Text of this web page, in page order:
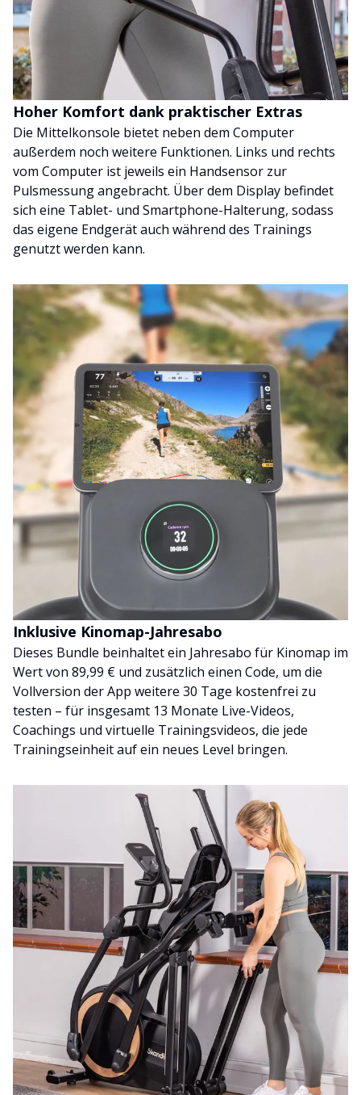
Hoher Komfort dank praktischer Extras
Die Mittelkonsole bietet neben dem Computer
außerdem noch weitere Funktionen. Links und rechts
vom Computer ist jeweils ein Handsensor zur
Pulsmessung angebracht. Über dem Display befindet
sich eine Tablet- und Smartphone-Halterung, sodass
das eigene Endgerät auch während des Trainings
genutzt werden kann.
Inklusive Kinomap-Jahresabo
Dieses Bundle beinhaltet ein Jahresabo für Kinomap im
Wert von 89,99 € und zusätzlich einen Code, um die
Vollversion der App weitere 30 Tage kostenfrei zu
testen – für insgesamt 13 Monate Live-Videos,
Coachings und virtuelle Trainingsvideos, die jede
Trainingseinheit auf ein neues Level bringen.